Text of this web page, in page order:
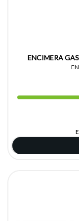
ENCIMERA